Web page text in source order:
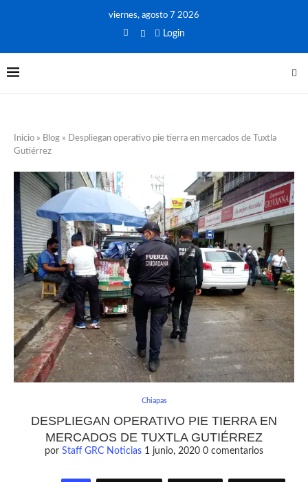
viernes, agosto 7 2026
Login
Inicio » Blog » Despliegan operativo pie tierra en mercados de Tuxtla
Gutiérrez
Chiapas
DESPLIEGAN OPERATIVO PIE TIERRA EN
MERCADOS DE TUXTLA GUTIÉRREZ
por Staff GRC Noticias 1 junio, 2020 0 comentarios